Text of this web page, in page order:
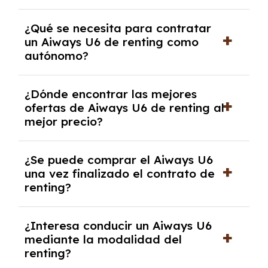
documentación financiera y, en algunos
casos, un informe de solvencia de la empresa
y un pago inicial.
¿Qué se necesita para contratar
un Aiways U6 de renting como
autónomo?
autónomos, justificante de ingresos y, en
algunos casos, un informe fiscal y un pago
inicial.
¿Dónde encontrar las mejores
ofertas de Aiways U6 de renting al
mejor precio?
mejores ofertas de vehículos de renting con
todos los gastos incluidos y sin pagar
entradas.
¿Se puede comprar el Aiways U6
una vez finalizado el contrato de
renting?
renting se puede adquirir el coche. En este
caso tendrán que analizar los años, la
cantidad de kilómetros recorridos y el coste
¿Interesa conducir un Aiways U6
mediante la modalidad del
renting?